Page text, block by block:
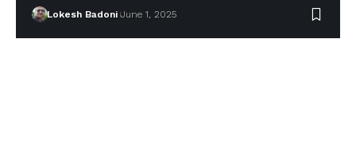
Lokesh Badoni June 1, 2025